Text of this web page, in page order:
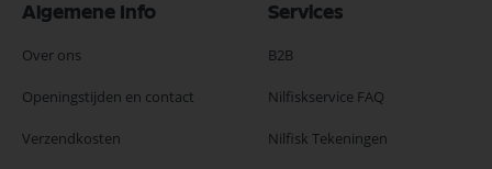
Algemene Info
Over ons
Openingstijden en contact
Verzendkosten
Services
B2B
Nilfiskservice FAQ
Nilfisk Tekeningen